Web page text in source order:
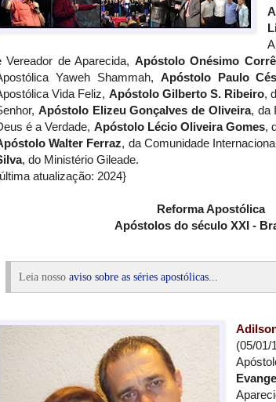
Vereador de Aparecida, Apóstolo Onésimo
Yaweh Shammah, Apóstolo Paulo
Vida Feliz, Apóstolo Gilberto S. Ribeiro,
Apóstolo Elizeu Gonçalves de Oliveira, da
é a Verdade, Apóstolo Lécio Oliveira Gomes,
Walter Ferraz, da Comunidade
, do Ministério Gileade.
atualização: 2024}
Reforma Apostólica
Apóstolos do século XXI -
Leia nosso aviso sobre as séries apostólicas...
(05/